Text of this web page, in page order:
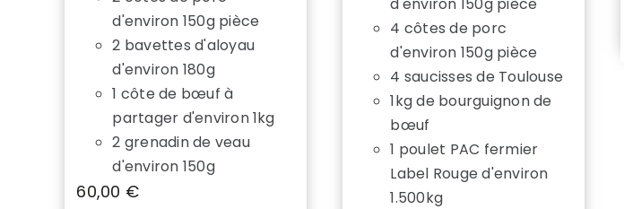
d'environ 150g pièce
2 bavettes d'aloyau
d'environ 180g
1 côte de bœuf à
partager d'environ 1kg
2 grenadin de veau
d'environ 150g
60,00 €
4 côtes de porc
d'environ 150g pièce
4 saucisses de Toulouse
1kg de bourguignon de
bœuf
1 poulet PAC fermier
Label Rouge d'environ
1.500kg